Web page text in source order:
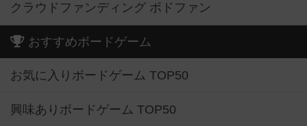
クラウドファンディング ボドファン
おすすめボードゲーム
お気に入りボードゲーム TOP50
興味ありボードゲーム TOP50